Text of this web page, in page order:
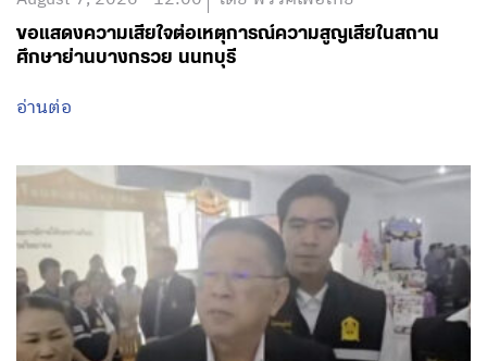
ขอแสดงความเสียใจต่อเหตุการณ์ความสูญเสียในสถาน
ศึกษาย่านบางกรวย นนทบุรี
อ่านต่อ